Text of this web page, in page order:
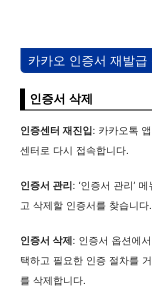
V
d
e
카카오 인증서 재발급
인증서 삭제
인증센터 재진입: 카카오톡
센터로 다시 접속합니다.
인증서 관리: ‘인증서 관리’
고 삭제할 인증서를 찾습니다.
인증서 삭제: 인증서 옵션에서
택하고 필요한 인증 절차를
를 삭제합니다.